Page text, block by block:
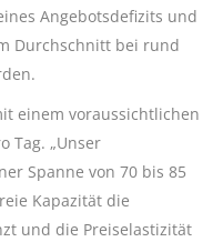
Angebotsdefizits und
Durchschnitt bei rund
einem voraussichtlichen
Tag. „Unser
Spanne von 70 bis 85
Kapazität die
und die Preiselastizität